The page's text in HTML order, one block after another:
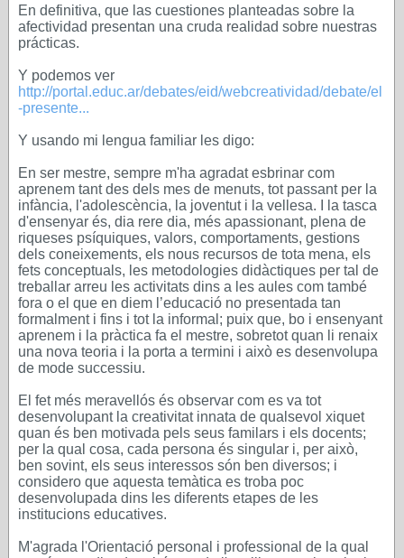
En definitiva, que las cuestiones planteadas sobre la
afectividad presentan una cruda realidad sobre nuestras
prácticas.
Y podemos ver
http://portal.educ.ar/debates/eid/webcreatividad/debate/el
-presente...
Y usando mi lengua familiar les digo:
En ser mestre, sempre m'ha agradat esbrinar com
aprenem tant des dels mes de menuts, tot passant per la
infància, l'adolescència, la joventut i la vellesa. I la tasca
d'ensenyar és, dia rere dia, més apassionant, plena de
riqueses psíquiques, valors, comportaments, gestions
dels coneixements, els nous recursos de tota mena, els
fets conceptuals, les metodologies didàctiques per tal de
treballar arreu les activitats dins a les aules com també
fora o el que en diem l’educació no presentada tan
formalment i fins i tot la informal; puix que, bo i ensenyant
aprenem i la pràctica fa el mestre, sobretot quan li renaix
una nova teoria i la porta a termini i això es desenvolupa
de mode successiu.
El fet més meravellós és observar com es va tot
desenvolupant la creativitat innata de qualsevol xiquet
quan és ben motivada pels seus familars i els docents;
per la qual cosa, cada persona és singular i, per això,
ben sovint, els seus interessos són ben diversos; i
considero que aquesta temàtica es troba poc
desenvolupada dins les diferents etapes de les
institucions educatives.
M'agrada l'Orientació personal i professional de la qual